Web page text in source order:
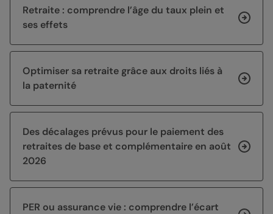
Retraite : comprendre l’âge du taux plein et
ses effets
Optimiser sa retraite grâce aux droits liés à
la paternité
Des décalages prévus pour le paiement des
retraites de base et complémentaire en août
2026
PER ou assurance vie : comprendre l’écart